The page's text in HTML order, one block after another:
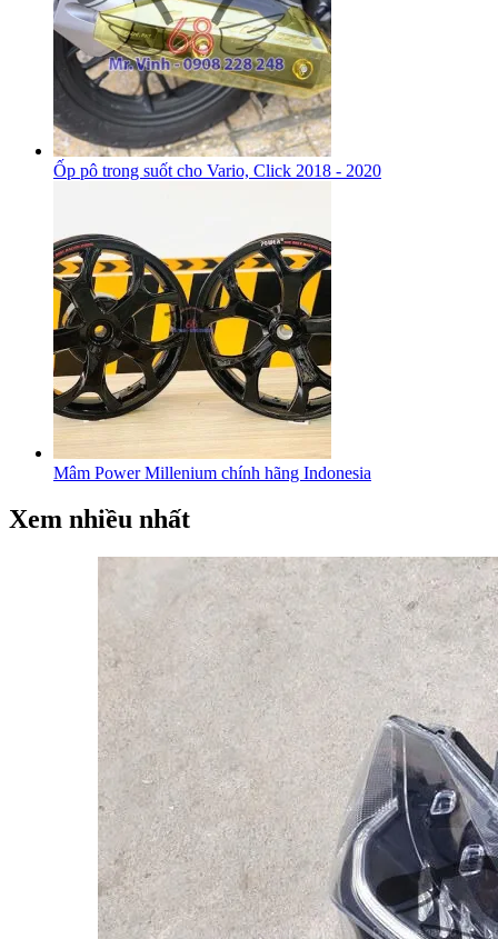
Ốp pô trong suốt cho Vario, Click 2018 - 2020
Mâm Power Millenium chính hãng Indonesia
Xem nhiều nhất